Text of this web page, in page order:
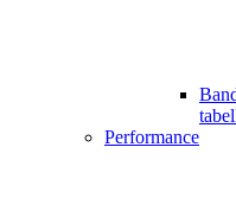
Performance